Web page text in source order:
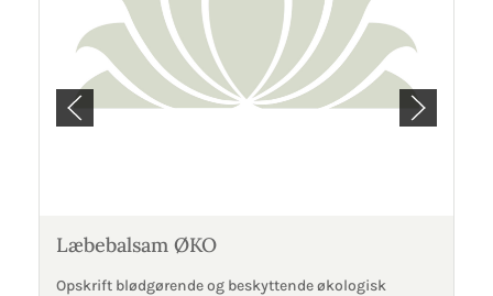
Læbebalsam ØKO
Opskrift blødgørende og beskyttende økologisk